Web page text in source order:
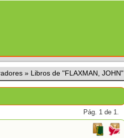
» Libros de "FLAXMAN, JOHN"
Pág. 1 de 1.